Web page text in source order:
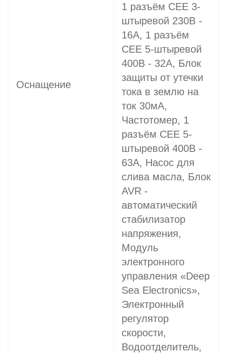
Оснащение
1 разъём CEE 3-
штыревой 230В -
16A, 1 разъём
CEE 5-штыревой
400В - 32A, Блок
защиты от утечки
тока в землю на
ток 30мА,
Частотомер, 1
разъём CEE 5-
штыревой 400В -
63A, Насос для
слива масла, Блок
AVR -
автоматический
стабилизатор
напряжения,
Модуль
электронного
управления «Deep
Sea Electronics»,
Электронный
регулятор
скорости,
Водоотделитель,